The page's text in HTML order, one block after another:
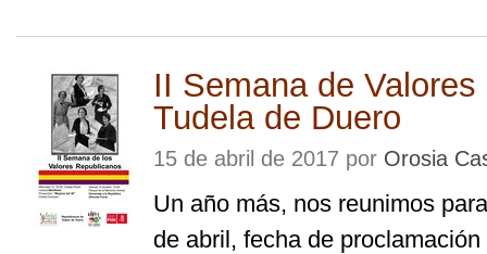
II Semana de
Tudela de Duero
15 de abril de 2017 por Orosia
Un año más, nos reunimos
de abril, fecha de